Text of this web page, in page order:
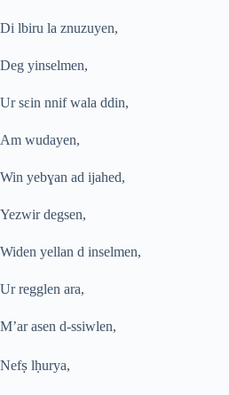
Di lbiru la znuzuyen,
Deg yinselmen,
Ur sɛin nnif wala ddin,
Am wudayen,
Win yebɣan ad ijahed,
Yezwir degsen,
Widen yellan d inselmen,
Ur regglen ara,
M’ar asen d-ssiwlen,
Nefṣ lḥurya,